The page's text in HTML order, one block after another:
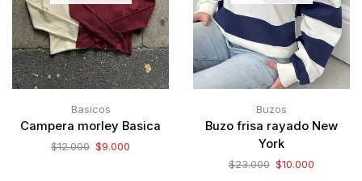
Basicos
Campera morley Basica
$12.000 $9.000
Buzos
Buzo frisa rayado New
York
$23.000 $10.000